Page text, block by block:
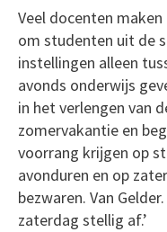
Veel docenten
om studenten uit de
instellingen alleen
avonds onderwijs
in het verlengen van
zomervakantie en
voorrang krijgen op
avonduren en op
bezwaren. Van
zaterdag stellig af.’